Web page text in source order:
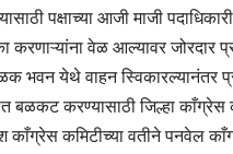
पक्षाच्या आजी माजी
करणाऱ्यांना वेळ आल्यावर जोरदार
भवन येथे वाहन स्विकारल्यानंतर
बळकट करण्यासाठी जिल्हा काँग्रेस
काँग्रेस कमिटीच्या वतीने पनवेल